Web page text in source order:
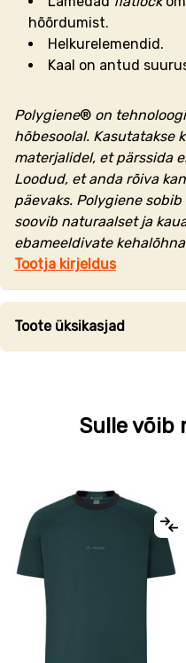
hõõrdumist.
Helkurelemendid.
Kaal on antud
Polygiene® on
hõbesoolal. Kasutatakse
materjalidel, et pärssida
Loodud, et anda rõiva
päevaks. Polygiene
soovib naturaalset ja
ebameeldivate
Tootja kirjeldus
Toote üksikasjad
Sulle võib